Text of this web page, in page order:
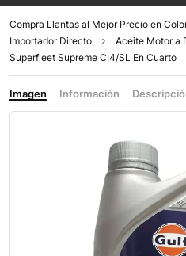
Compra Llantas al Mejor Precio en
Importador Directo
Aceite Motor a
Superfleet Supreme CI4/SL En Cuarto
Imagen Información